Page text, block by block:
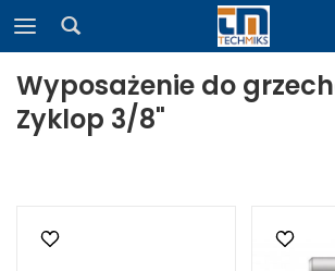
Wyposażenie do
Zyklop 3/8"